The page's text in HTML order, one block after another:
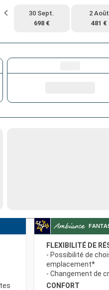
30 Sept.
698 €
2 Août
481 €
FLEXIBILITÉ DE
- Possibilité de
emplacement*
- Changement de
CONFORT